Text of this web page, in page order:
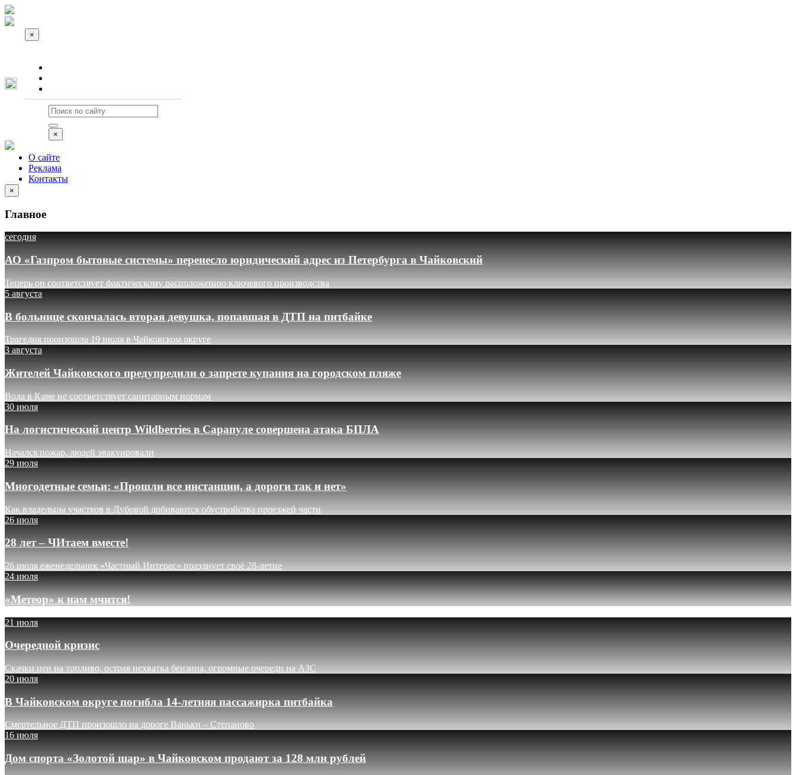
×
×
О сайте
Реклама
Контакты
×
Главное
сегодня
АО «Газпром бытовые системы» перенесло юридический адрес из Петербурга в Чайковский
Теперь он соответствует фактическому расположению ключевого производства
5 августа
В больнице скончалась вторая девушка, попавшая в ДТП на питбайке
Трагедия произошла 19 июля в Чайковском округе
3 августа
Жителей Чайковского предупредили о запрете купания на городском пляже
Вода в Каме не соответствует санитарным нормам
30 июля
На логистический центр Wildberries в Сарапуле совершена атака БПЛА
Начался пожар, людей эвакуировали
29 июля
Многодетные семьи: «Прошли все инстанции, а дороги так и нет»
Как владельцы участков в Дубовой добиваются обустройства проезжей части
26 июля
28 лет – ЧИтаем вместе!
26 июля еженедельник «Частный Интерес» празднует своё 28-летие
24 июля
«Метеор» к нам мчится!
21 июля
Очередной кризис
Скачки цен на топливо, острая нехватка бензина, огромные очереди на АЗС
20 июля
В Чайковском округе погибла 14-летняя пассажирка питбайка
Смертельное ДТП произошло на дороге Ваньки – Степаново
16 июля
Дом спорта «Золотой шар» в Чайковском продают за 128 млн рублей